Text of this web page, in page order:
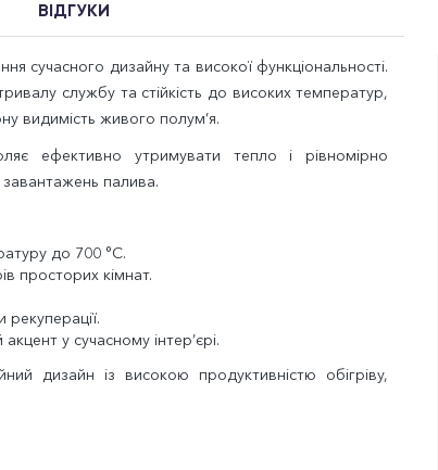
ВІДГУКИ
сучасного дизайну та високої функціональності.
службу та стійкість до високих температур,
видимість живого полум’я.
ефективно утримувати тепло і рівномірно
палива.
до 700 °C.
просторих кімнат.
у сучасному інтер’єрі.
дизайн із високою продуктивністю обігріву,